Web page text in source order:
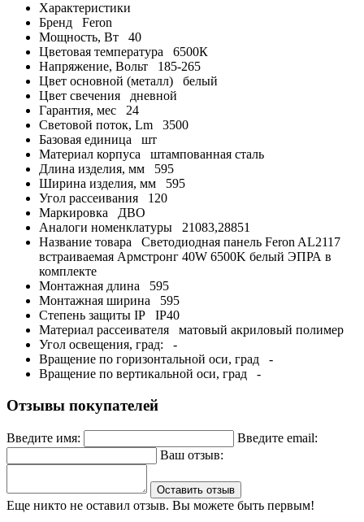
Характеристики
Бренд
Feron
Мощность, Вт
40
Цветовая температура
6500К
Напряжение, Вольт
185-265
Цвет основной (металл)
белый
Цвет свечения
дневной
Гарантия, мес
24
Световой поток, Lm
3500
Базовая единица
шт
Материал корпуса
штампованная сталь
Длина изделия, мм
595
Ширина изделия, мм
595
Угол рассеивания
120
Маркировка
ДВО
Аналоги номенклатуры
21083,28851
Название товара
Светодиодная панель Feron AL2117
встраиваемая Армстронг 40W 6500K белый ЭПРА в
комплекте
Монтажная длина
595
Монтажная ширина
595
Степень защиты IP
IP40
Материал рассеивателя
матовый акриловый полимер
Угол освещения, град:
-
Вращение по горизонтальной оси, град
-
Вращение по вертикальной оси, град
-
Отзывы покупателей
Введите имя:
Введите email:
Ваш отзыв:
Оставить отзыв
Еще никто не оставил отзыв. Вы можете быть первым!